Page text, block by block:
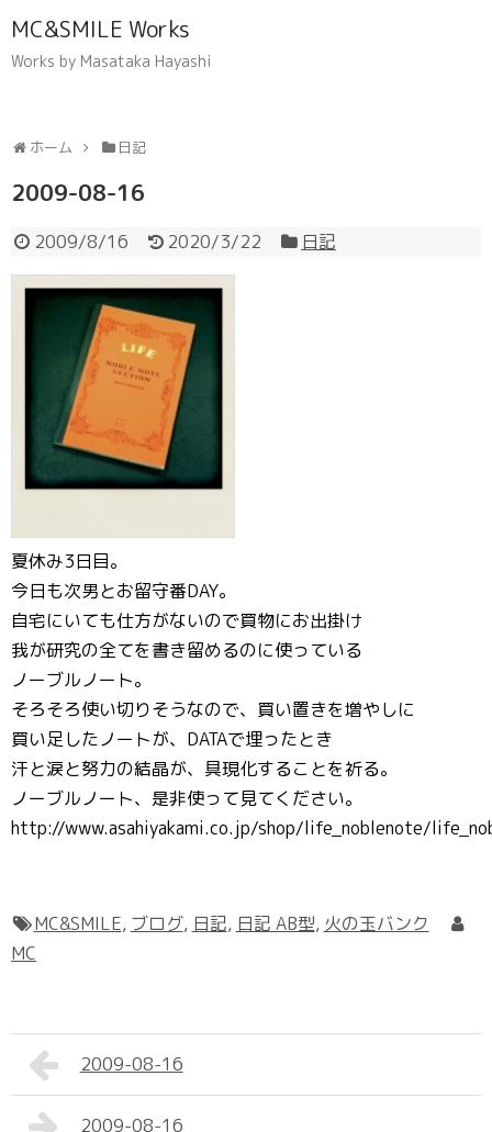
MC&SMILE Works
Works by Masataka Hayashi
ホーム 日記
2009-08-16
2009/8/16 2020/3/22 日記
夏休み3日目。
今日も次男とお留守番DAY。
自宅にいても仕方がないので買物にお出掛け
我が研究の全てを書き留めるのに使っている
ノーブルノート。
そろそろ使い切りそうなので、買い置きを増やしに
買い足したノートが、DATAで埋ったとき
汗と涙と努力の結晶が、具現化することを祈る。
ノーブルノート、是非使って見てください。
http://www.asahiyakami.co.jp/shop/life_noblenote/
MC&SMILE, ブログ, 日記, 日記 AB型, 火の玉バンク
MC
2009-08-16
2009-08-16